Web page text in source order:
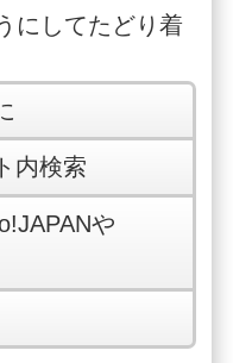
にしてたどり着
内検索
や